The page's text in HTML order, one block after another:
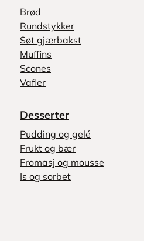
Brød
Rundstykker
Søt gjærbakst
Muffins
Scones
Vafler
Desserter
Pudding og gelé
Frukt og bær
Fromasj og mousse
Is og sorbet